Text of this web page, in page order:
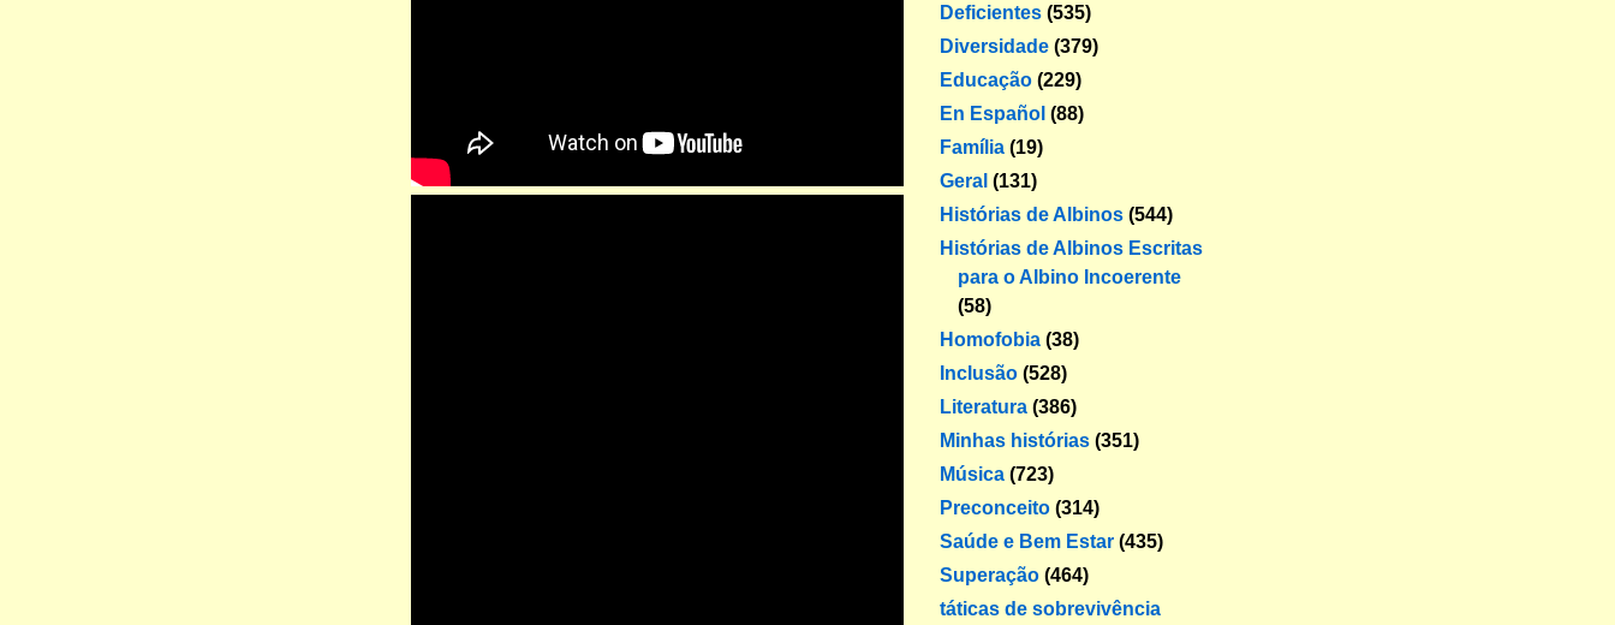
Deficientes (535)
Diversidade (379)
Educação (229)
En Español (88)
Família (19)
Geral (131)
Histórias de Albinos (544)
Histórias de Albinos Escritas
para o Albino Incoerente
(58)
Homofobia (38)
Inclusão (528)
Literatura (386)
Minhas histórias (351)
Música (723)
Preconceito (314)
Saúde e Bem Estar (435)
Superação (464)
táticas de sobrevivência